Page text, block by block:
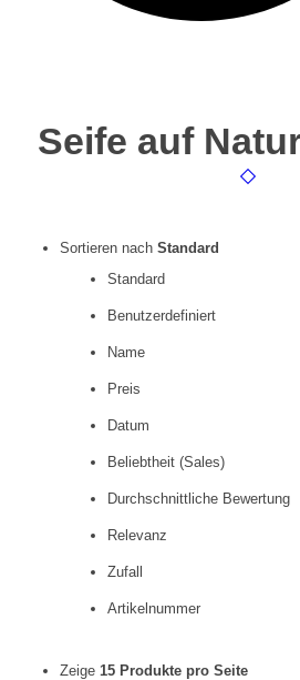
Seife auf
Sortieren nach Standard
Standard
Benutzerdefiniert
Name
Preis
Datum
Beliebtheit (Sales)
Durchschnittliche Bewertung
Relevanz
Zufall
Artikelnummer
Zeige 15 Produkte pro Seite